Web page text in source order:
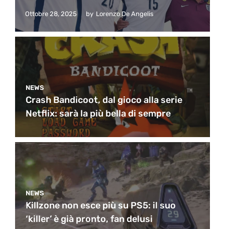
Ottobre 28, 2025 by Lorenzo De Angelis
NEWS
Crash Bandicoot, dal gioco alla serie
Netflix: sarà la più bella di sempre
NEWS
Killzone non esce più su PS5: il suo
‘killer’ è già pronto, fan delusi